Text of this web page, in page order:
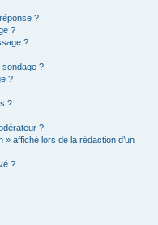
?
?
?
sondage ?
?
?
?
affiché lors de la rédaction d’un
?